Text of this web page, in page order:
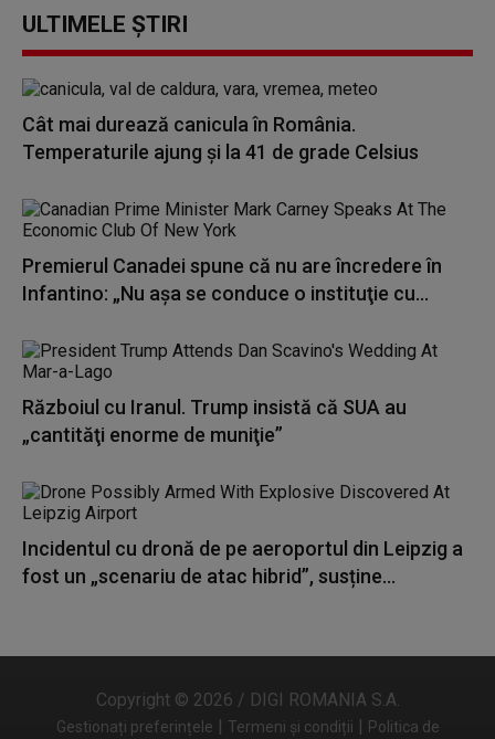
ULTIMELE ȘTIRI
Cât mai durează canicula în România.
Temperaturile ajung și la 41 de grade Celsius
Premierul Canadei spune că nu are încredere în
Infantino: „Nu aşa se conduce o instituţie cu...
Războiul cu Iranul. Trump insistă că SUA au
„cantităţi enorme de muniţie”
Incidentul cu dronă de pe aeroportul din Leipzig a
fost un „scenariu de atac hibrid”, susține...
Copyright © 2026 / DIGI ROMANIA S.A.
Gestionați preferințele | Termeni și condiții | Politica de